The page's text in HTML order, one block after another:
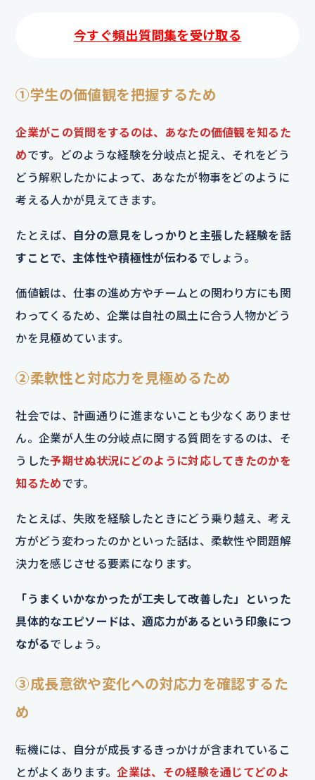
今すぐ頻出質問集を受け取る
①学生の価値観を把握するため
企業がこの質問をするのは、あなたの価値観を知るた
めです。どのような経験を分岐点と捉え、それをどう
どう解釈したかによって、あなたが物事をどのように
考える人かが見えてきます。
たとえば、
自分の意見をしっかりと主張した経験を話
すことで、主体性や積極性が伝わる でしょう。
価値観は、仕事の進め方やチームとの関わり方にも関
わってくるため、企業は自社の風土に合う人物かどう
かを見極めています。
②柔軟性と対応力を見極めるため
社会では、計画通りに進まないことも少なくありませ
ん。企業が人生の分岐点に関する質問をするのは、そ
うした予期せぬ状況にどのように対応してきたのかを
知るためです。
たとえば、失敗を経験したときにどう乗り越え、考え
方がどう変わったのかといった話は、柔軟性や問題解
決力を感じさせる要素になります。
「うまくいかなかったが工夫して改善した」といった
具体的なエピソードは、適応力があるという印象につ
ながるでしょう。
③成長意欲や変化への対応力を確認するた
め
転機には、自分が成長するきっかけが含まれているこ
とがよくあります。企業は、その経験を通じてどのよ